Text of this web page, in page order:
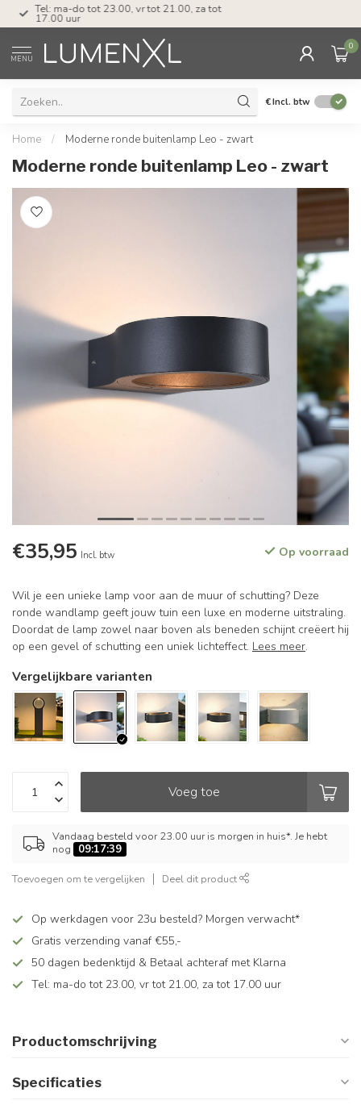
Tel: ma-do tot 23.00, vr tot 21.00, za tot
17.00 uur
MENU
0
€Incl. btw
Home / Moderne ronde buitenlamp Leo - zwart
Moderne ronde buitenlamp Leo - zwart
€35,95 Incl. btw Op voorraad
Wil je een unieke lamp voor aan de muur of schutting? Deze
ronde wandlamp geeft jouw tuin een luxe en moderne uitstraling.
Doordat de lamp zowel naar boven als beneden schijnt creëert hij
op een gevel of schutting een uniek lichteffect. Lees meer.
Vergelijkbare varianten
Voeg toe
Vandaag besteld voor 23.00 uur is morgen in huis*. Je hebt
nog
09:17:39
Toevoegen om te vergelijken Deel dit product
Op werkdagen voor 23u besteld? Morgen verwacht*
Gratis verzending vanaf €55,-
50 dagen bedenktijd & Betaal achteraf met Klarna
Tel: ma-do tot 23.00, vr tot 21.00, za tot 17.00 uur
Productomschrijving
Specificaties